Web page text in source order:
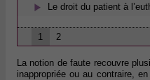
Le droit du patient à
1 2
La notion de faute recouvre
inappropriée ou au contraire,